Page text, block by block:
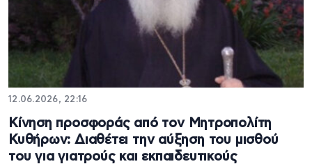
12.06.2026, 22:16
Κίνηση προσφοράς από τον Μητροπολίτη
Κυθήρων: Διαθέτει την αύξηση του μισθού
του για γιατρούς και εκπαιδευτικούς